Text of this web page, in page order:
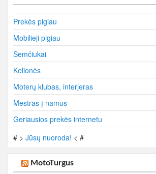
Prekės pigiau
Mobilieji pigiau
Semčiukai
Kelionės
Moterų klubas, interjeras
Mestras į namus
Geriausios prekės internetu
# > Jūsų nuoroda! < #
MotoTurgus